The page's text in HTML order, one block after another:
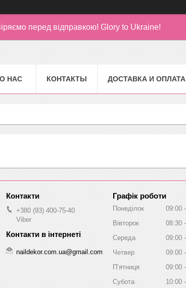
перед відправкою! Glory to Ukraine!
О НАС КОНТАКТЫ ДОСТАВКА И ОПЛАТА
+380 (93) 400-75-40
Viber
naildekor.com.ua@gmail.com
Графік роботи
Понеділок 09:00
Вівторок
08:30
Середа
09:00
Четвер
09:00
Пʼятниця
09:00
Субота
10:00